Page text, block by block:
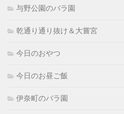
与野公園のバラ園
乾通り通り抜け＆大嘗宮
今日のおやつ
今日のお昼ご飯
伊奈町のバラ園